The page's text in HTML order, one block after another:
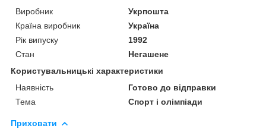
Виробник
Укрпошта
Країна виробник
Україна
Рік випуску
1992
Стан
Негашене
Користувальницькі характеристики
Наявність
Готово до відправки
Тема
Спорт і олімпіади
Приховати